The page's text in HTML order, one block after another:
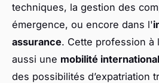
techniques, la gestion des
émergence, ou encore dans l'
assurance. Cette profession à
aussi une mobilité
des possibilités d’expatriation